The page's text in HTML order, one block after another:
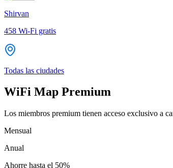
Shirvan
458 Wi-Fi gratis
Todas las ciudades
WiFi Map Premium
Los miembros premium tienen acceso exclusivo a
Mensual
Anual
Ahorre hasta el 50%